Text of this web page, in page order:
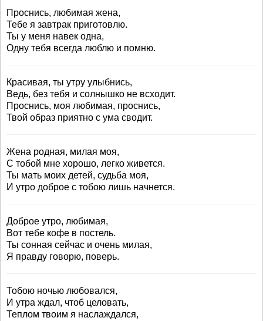
Проснись, любимая жена,
Тебе я завтрак приготовлю.
Ты у меня навек одна,
Одну тебя всегда люблю и помню.
Красивая, ты утру улыбнись,
Ведь, без тебя и солнышко не всходит.
Проснись, моя любимая, проснись,
Твой образ приятно с ума сводит.
Жена родная, милая моя,
С тобой мне хорошо, легко живется.
Ты мать моих детей, судьба моя,
И утро доброе с тобою лишь начнется.
Доброе утро, любимая,
Вот тебе кофе в постель.
Ты сонная сейчас и очень милая,
Я правду говорю, поверь.
Тобою ночью любовался,
И утра ждал, чтоб целовать,
Теплом твоим я наслаждался,